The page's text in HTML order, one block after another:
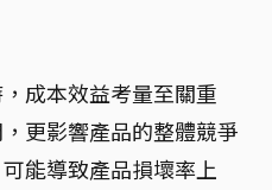
成本效益考量至關重
更影響產品的整體競爭
能導致產品損壞率上